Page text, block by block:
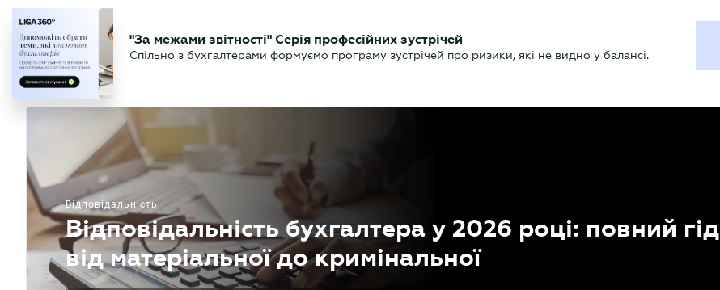
БУХГАЛТЕР Новини Аналітика Календар Актуально
"За межами звітності" Серія професійних зустрічей
Спільно з бухгалтерами формуємо програму зустрічей про ризики, які не видно у балансі.
Відповідальність
Відповідальність бухгалтера у 2026 році: повний гід
від матеріальної до кримінальної